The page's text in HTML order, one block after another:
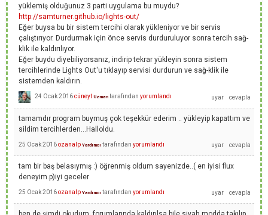
yüklemiş olduğunuz 3 parti uygulama bu muydu?
http://samturner.github.io/lights-out/
Eğer buysa bu bir sistem tercihi olarak yükleniyor ve bir servis
çalıştırıyor. Durdurmak için önce servis durduruluyor sonra tercih sağ-
klik ile kaldırılıyor.
Eğer buydu diyebiliyorsanız, indirip tekrar yükleyin sonra sistem
tercihlerinde Lights Out'u tıklayıp servisi durdurun ve sağ-klik ile
sistemden kaldırın.
24 Ocak 2016cüneyt Uzman tarafından yorumlandı
tamamdır program buymuş çok teşekkür ederim .. yükleyip kapattım ve
sildim tercihlerden...Halloldu.
25 Ocak 2016ozanalp Yardımcı tarafından yorumlandı
tam bir baş belasıymış :) öğrenmiş oldum sayenizde..( en iyisi flux
deneyim.p)iyi geceler
25 Ocak 2016ozanalp Yardımcı tarafından yorumlandı